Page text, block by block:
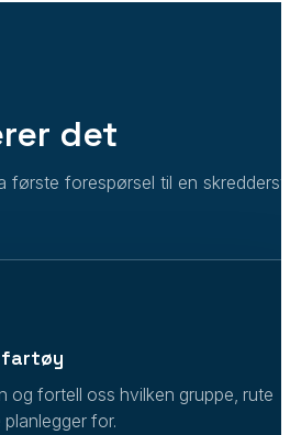
det
første forespørsel til en
fartøy
og fortell oss hvilken gruppe, rute
for.